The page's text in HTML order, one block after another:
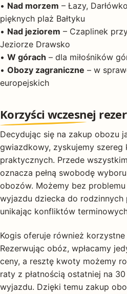
• Nad morzem – Łazy,
pięknych plaż Bałtyku
• Nad jeziorem – Czaplinek
Jeziorze Drawsko
• W górach – dla miłośników
• Obozy zagraniczne – w
europejskich
Korzyści wczesnej
Decydując się na zakup obozu
gwiazdkowy, zyskujemy szereg
praktycznych. Przede
oznacza pełną swobodę
obozów. Możemy bez
wyjazdu dziecka do rodzinnych
unikając konfliktów
Kogis oferuje również korzystne
Rezerwując obóz, wpłacamy
ceny, a resztę kwoty możemy
raty z płatnością ostatniej na
wyjazdu. Dzięki temu zakup